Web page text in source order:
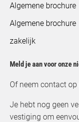
Algemene brochure
Algemene brochure
zakelijk
Meld je aan voor onze
Of neem contact
Je hebt nog geen
vestiging om